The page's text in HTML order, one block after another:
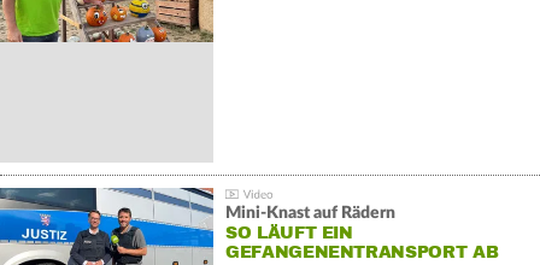
Mini-Knast auf Rädern
SO LÄUFT EIN
GEFANGENENTRANSPORT AB